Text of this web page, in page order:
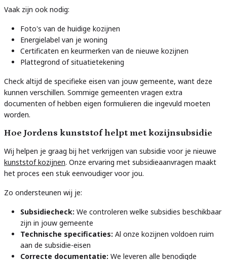
Vaak zijn ook nodig:
Foto's van de huidige kozijnen
Energielabel van je woning
Certificaten en keurmerken van de nieuwe kozijnen
Plattegrond of situatietekening
Check altijd de specifieke eisen van jouw gemeente, want deze
kunnen verschillen. Sommige gemeenten vragen extra
documenten of hebben eigen formulieren die ingevuld moeten
worden.
Hoe Jordens kunststof helpt met kozijnsubsidie
Wij helpen je graag bij het verkrijgen van subsidie voor je nieuwe
kunststof kozijnen. Onze ervaring met subsidieaanvragen maakt
het proces een stuk eenvoudiger voor jou.
Zo ondersteunen wij je:
Subsidiecheck: We controleren welke subsidies beschikbaar
zijn in jouw gemeente
Technische specificaties: Al onze kozijnen voldoen ruim
aan de subsidie-eisen
Correcte documentatie: We leveren alle benodigde